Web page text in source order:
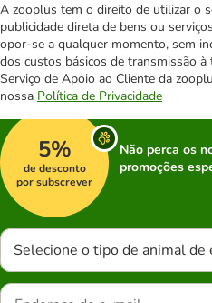
A zooplus tem o direito de utilizar o
publicidade direta de bens ou
opor-se a qualquer momento, sem
dos custos básicos de transmissão
Serviço de Apoio ao Cliente da
nossa Política de Privacidade
5%
de desconto
por subscrever
Não perca os
promoções
Selecione o tipo de animal de